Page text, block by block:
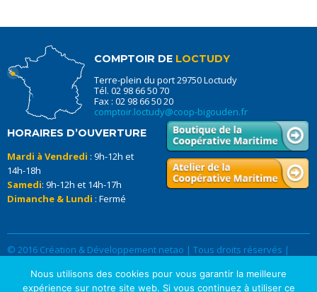
COMPTOIR DE LOCTUDY
Terre-plein du port 29750 Loctudy
Tél. 02 98 66 50 70
Fax : 02 98 66 50 20
comptoir.loctudy@coop-bigouden.fr
HORAIRES D’OUVERTURE
Mardi à Vendredi : 9h-12h et
14h-18h
Samedi: 9h-12h et 14h-17h
Dimanche & Lundi : Fermé
© 2016 Création & Développement netao | Tous droits réservés |
Nous utilisons des cookies pour vous garantir la meilleure
expérience sur notre site web. Si vous continuez à utiliser ce